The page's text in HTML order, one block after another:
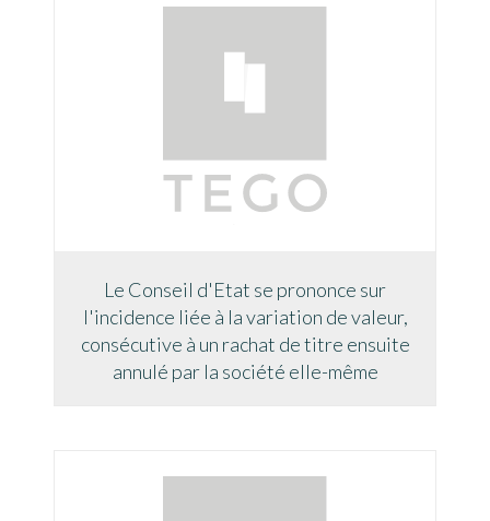
Le Conseil d'Etat se prononce sur
l'incidence liée à la variation de valeur,
consécutive à un rachat de titre ensuite
annulé par la société elle-même